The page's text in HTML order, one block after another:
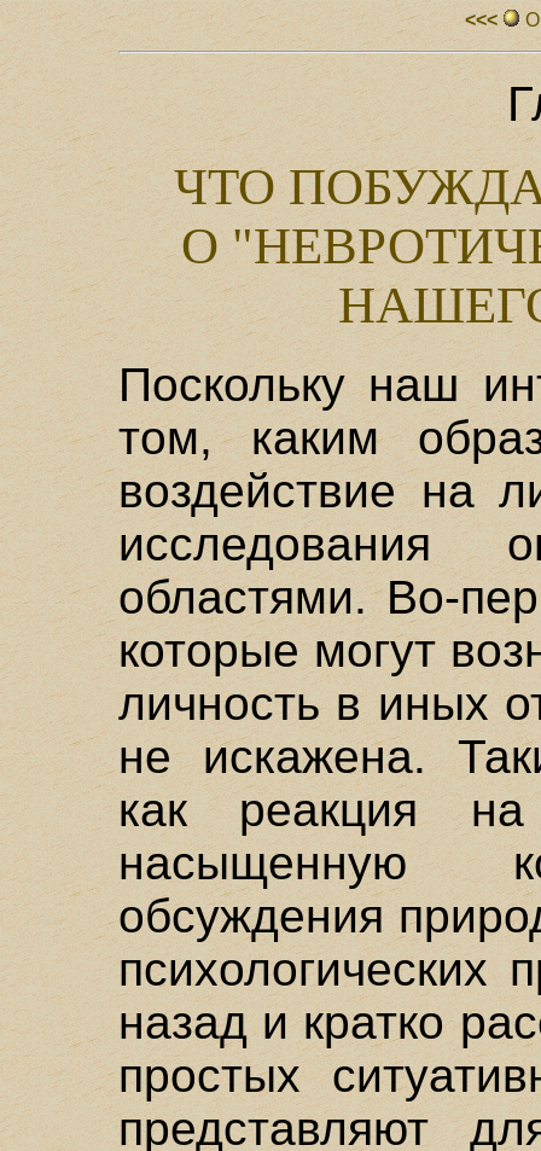
<<<
ЧТО
О
Поскольку наш
том, каким
воздействие на
исследования
областями. Во-
которые могут
личность в иных
не искажена.
как реакция
насыщенную
обсуждения
психологических
назад и кратко
простых
представляют